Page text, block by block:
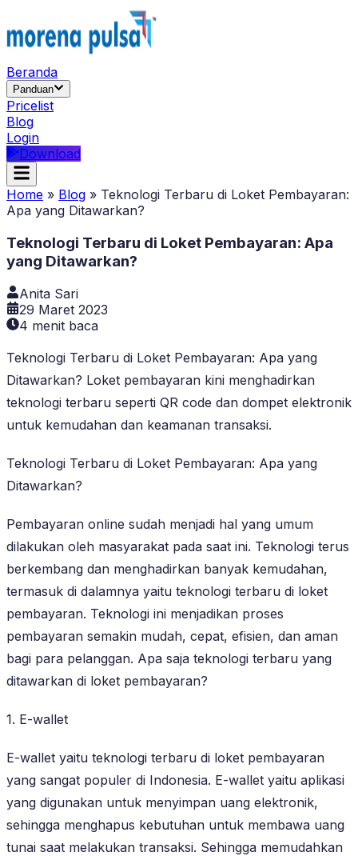
Beranda
Panduan
Pricelist
Blog
Login
Download
Home » Blog » Teknologi Terbaru di Loket Pembayaran:
Apa yang Ditawarkan?
Teknologi Terbaru di Loket Pembayaran: Apa
yang Ditawarkan?
Anita Sari
29 Maret 2023
4 menit baca
Teknologi Terbaru di Loket Pembayaran: Apa yang
Ditawarkan? Loket pembayaran kini menghadirkan
teknologi terbaru seperti QR code dan dompet elektronik
untuk kemudahan dan keamanan transaksi.
Teknologi Terbaru di Loket Pembayaran: Apa yang
Ditawarkan?
Pembayaran online sudah menjadi hal yang umum
dilakukan oleh masyarakat pada saat ini. Teknologi terus
berkembang dan menghadirkan banyak kemudahan,
termasuk di dalamnya yaitu teknologi terbaru di loket
pembayaran. Teknologi ini menjadikan proses
pembayaran semakin mudah, cepat, efisien, dan aman
bagi para pelanggan. Apa saja teknologi terbaru yang
ditawarkan di loket pembayaran?
1. E-wallet
E-wallet yaitu teknologi terbaru di loket pembayaran
yang sangat populer di Indonesia. E-wallet yaitu aplikasi
yang digunakan untuk menyimpan uang elektronik,
sehingga menghapus kebutuhan untuk membawa uang
tunai saat melakukan transaksi. Sehingga memudahkan